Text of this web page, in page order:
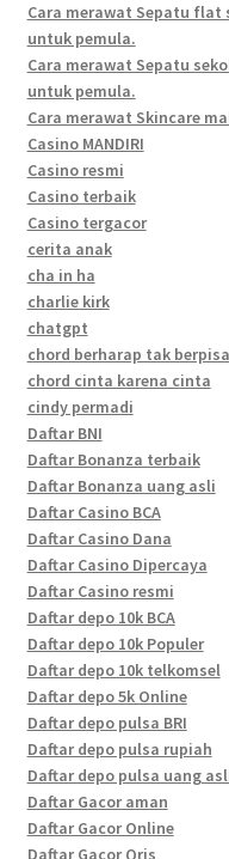
Cara merawat Sepatu flat
untuk pemula.
Cara merawat Sepatu
untuk pemula.
Cara merawat Skincare
Casino MANDIRI
Casino resmi
Casino terbaik
Casino tergacor
cerita anak
cha in ha
charlie kirk
chatgpt
chord berharap tak
chord cinta karena cinta
cindy permadi
Daftar BNI
Daftar Bonanza terbaik
Daftar Bonanza uang asli
Daftar Casino BCA
Daftar Casino Dana
Daftar Casino Dipercaya
Daftar Casino resmi
Daftar depo 10k BCA
Daftar depo 10k Populer
Daftar depo 10k telkomsel
Daftar depo 5k Online
Daftar depo pulsa BRI
Daftar depo pulsa rupiah
Daftar depo pulsa uang
Daftar Gacor aman
Daftar Gacor Online
Daftar Gacor Qris